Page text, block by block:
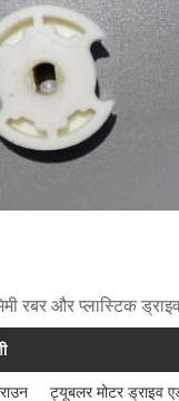
रबर और प्लास्टिक
ट्यूबलर मोटर ड्राइव